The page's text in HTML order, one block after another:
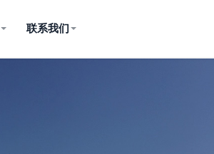
联系我们